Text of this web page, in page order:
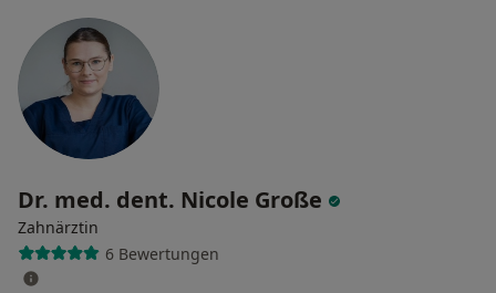
Dr. med. dent. Nicole Große
Zahnärztin
6 Bewertungen